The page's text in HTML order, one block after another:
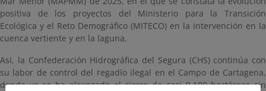
positiva de los proyectos del Ministerio para la Transición
Ecológica y el Reto Demográfico (MITECO) en la intervención en la
cuenca vertiente y en la laguna.
Así, la Confederación Hidrográfica del Segura (CHS) continúa con
su labor de control del regadío ilegal en el Campo de Cartagena,
donde ya se ha alcanzado el cierre de casi 9.100 hectáreas sin